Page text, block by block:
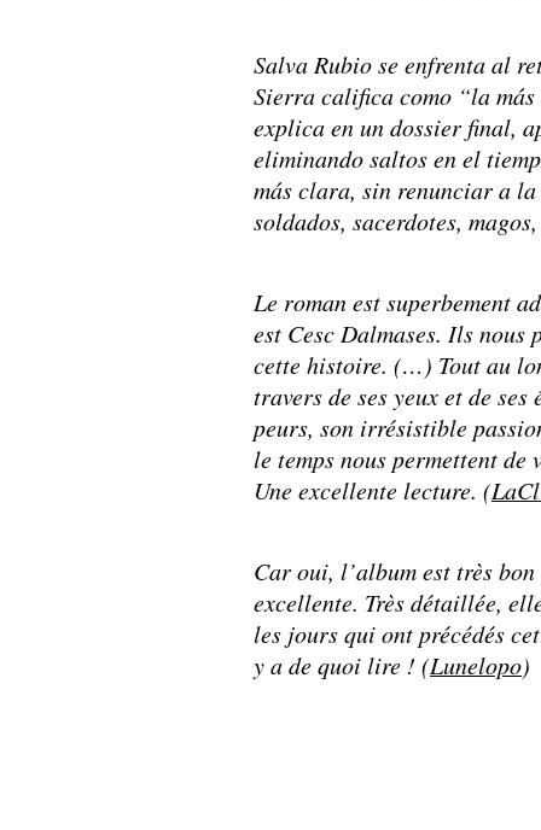
Salva Rubio se enfrenta al
Sierra califica como “la más
explica en un dossier final,
eliminando saltos en el
más clara, sin renunciar a
soldados, sacerdotes,
Le roman est superbement
est Cesc Dalmases. Ils
cette histoire. (…) Tout au
travers de ses yeux et de
peurs, son irrésistible
le temps nous permettent
Une excellente lecture. (
Car oui, l’album est très
excellente. Très détaillée,
les jours qui ont précédés
y a de quoi lire ! (Lunelopo)